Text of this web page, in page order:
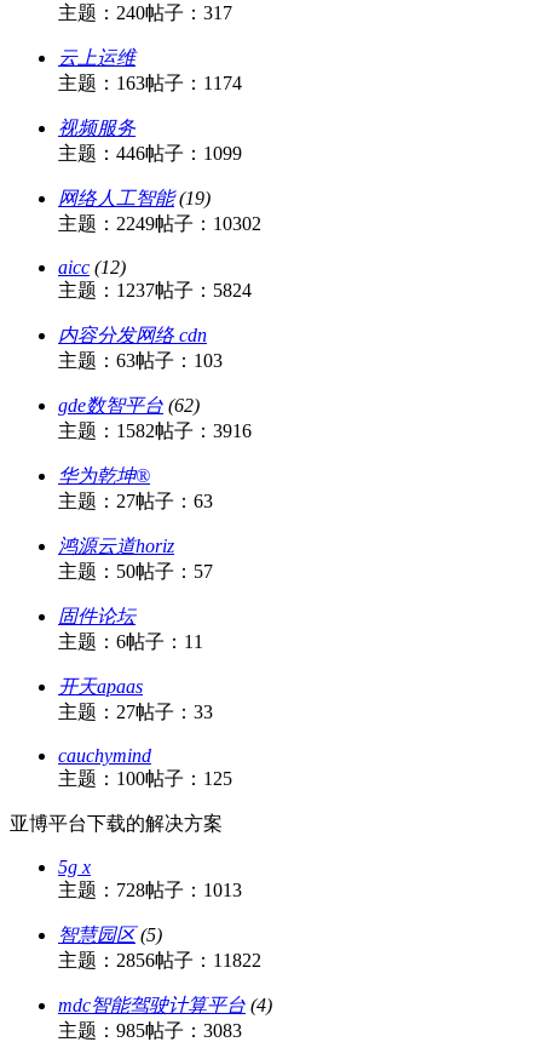
主题：240帖子：317
云上运维
主题：163帖子：1174
视频服务
主题：446帖子：1099
网络人工智能 (19)
主题：2249帖子：10302
aicc (12)
主题：1237帖子：5824
内容分发网络 cdn
主题：63帖子：103
gde数智平台 (62)
主题：1582帖子：3916
华为乾坤®
主题：27帖子：63
鸿源云道horiz
主题：50帖子：57
固件论坛
主题：6帖子：11
开天apaas
主题：27帖子：33
cauchymind
主题：100帖子：125
亚博平台下载的解决方案
5g x
主题：728帖子：1013
智慧园区 (5)
主题：2856帖子：11822
mdc智能驾驶计算平台 (4)
主题：985帖子：3083